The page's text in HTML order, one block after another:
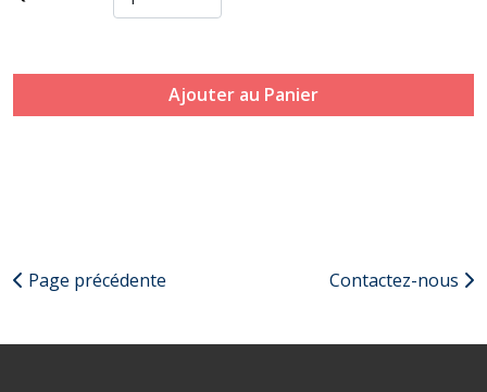
Ajouter au Panier
Page précédente Contactez-nous